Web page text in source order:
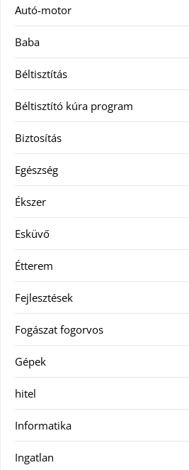
Autó-motor
Baba
Béltisztítás
Béltisztító kúra program
Biztosítás
Egészség
Ékszer
Esküvő
Étterem
Fejlesztések
Fogászat fogorvos
Gépek
hitel
Informatika
Ingatlan